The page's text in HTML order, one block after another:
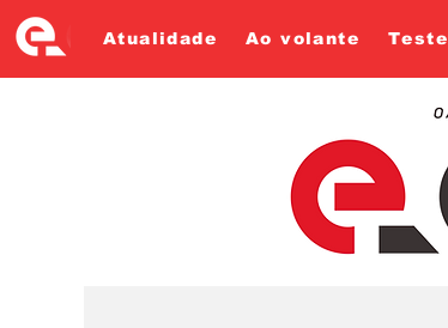
Atualidade Ao volante Teste